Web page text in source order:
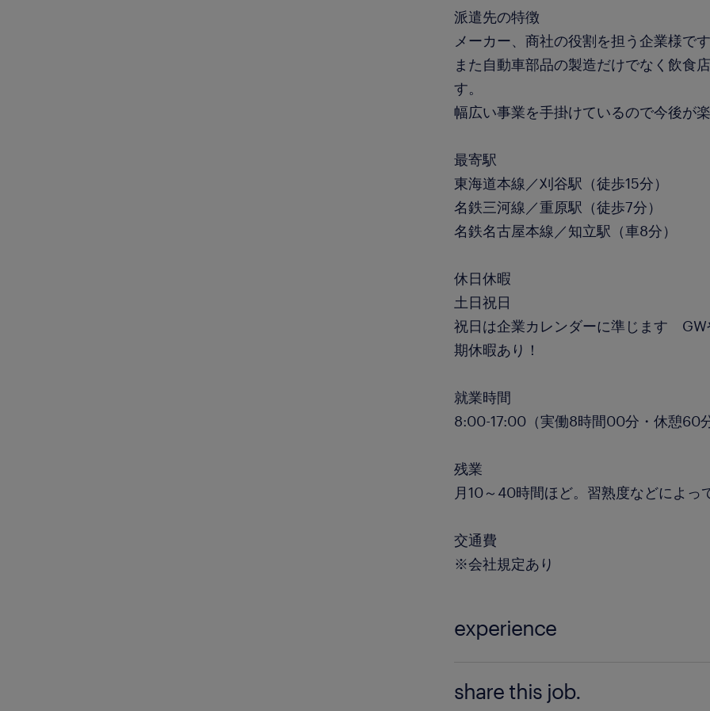
派遣先の特徴
メーカー、商社の役割を担う企業様です
また自動車部品の製造だけでなく飲食
す。
幅広い事業を手掛けているので今後が
最寄駅
東海道本線／刈谷駅（徒歩15分）
名鉄三河線／重原駅（徒歩7分）
名鉄名古屋本線／知立駅（車8分）
休日休暇
土日祝日
祝日は企業カレンダーに準じます GW
期休暇あり！
就業時間
8:00-17:00（実働8時間00分・休憩60分
残業
月10～40時間ほど。習熟度などによっ
交通費
※会社規定あり
experience
学歴の方
share this job.